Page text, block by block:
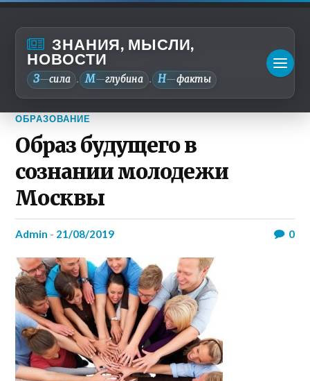
ЗНАНИЯ, МЫСЛИ,
НОВОСТИ
З—сила . М—глубина . Н—факты
ОБРАЗОВАНИЕ
Образ будущего в
сознании молодежи
Москвы
admin - 21/08/2019 0